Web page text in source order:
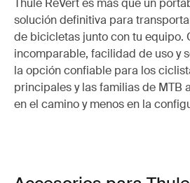
Thule ReVert es más que un
solución definitiva para
de bicicletas junto con tu equipo.
incomparable, facilidad de uso y
la opción confiable para los
principales y las familias de MTB
en el camino y menos en la